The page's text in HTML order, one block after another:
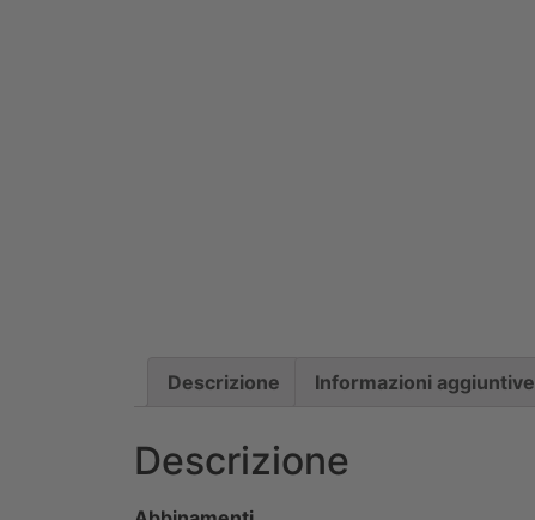
Descrizione Informazioni aggiuntive
Descrizione